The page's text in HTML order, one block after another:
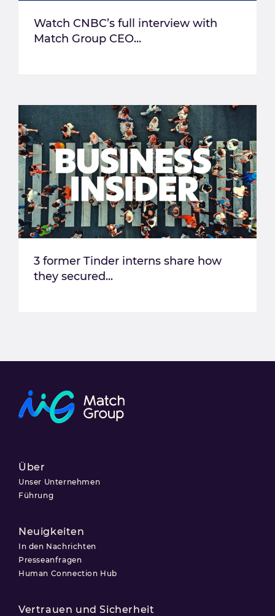
Watch CNBC’s full interview with
Match Group CEO...
3 former Tinder interns share how
they secured...
Über
Unser Unternehmen
Führung
Neuigkeiten
In den Nachrichten
Presseanfragen
Human Connection Hub
Vertrauen und Sicherheit